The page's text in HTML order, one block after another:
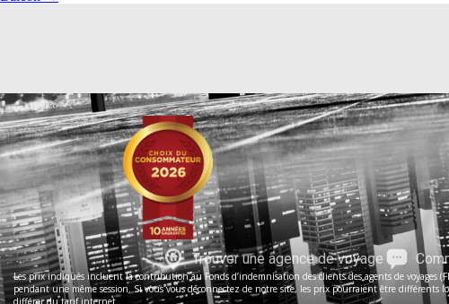
Trouver une agence de voyage
Les prix indiqués incluent la contribution au Fonds d’indemnisation des clients des agents de voyages
pendant une même session. Si vous vous déconnectez de notre site, les prix pourraient être